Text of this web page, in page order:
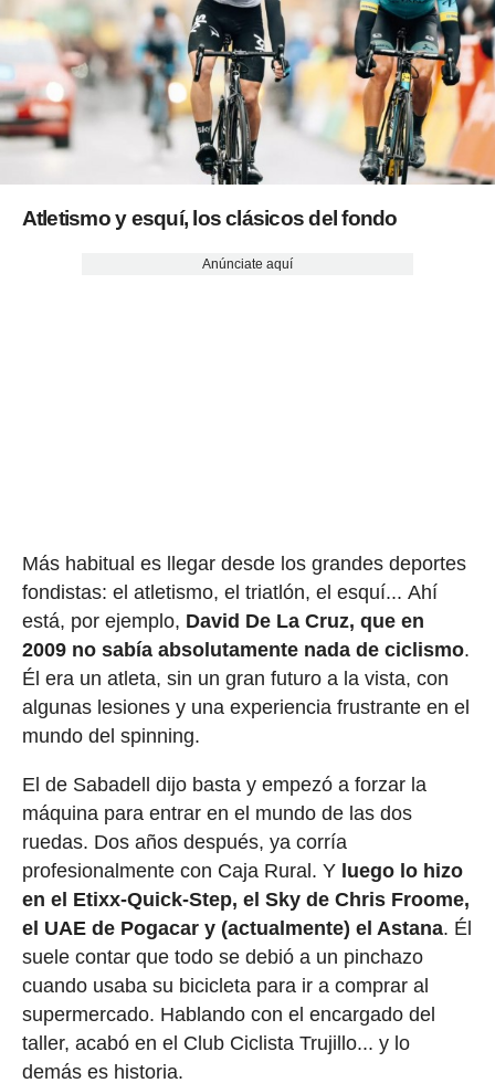
Atletismo y esquí, los clásicos del fondo
Anúnciate aquí
Más habitual es llegar desde los grandes deportes
fondistas: el atletismo, el triatlón, el esquí... Ahí
está, por ejemplo, David De La Cruz, que en
2009 no sabía absolutamente nada de ciclismo.
Él era un atleta, sin un gran futuro a la vista, con
algunas lesiones y una experiencia frustrante en el
mundo del spinning.
El de Sabadell dijo basta y empezó a forzar la
máquina para entrar en el mundo de las dos
ruedas. Dos años después, ya corría
profesionalmente con Caja Rural. Y luego lo hizo
en el Etixx-Quick-Step, el Sky de Chris Froome,
el UAE de Pogacar y (actualmente) el Astana. Él
suele contar que todo se debió a un pinchazo
cuando usaba su bicicleta para ir a comprar al
supermercado. Hablando con el encargado del
taller, acabó en el Club Ciclista Trujillo... y lo
demás es historia.